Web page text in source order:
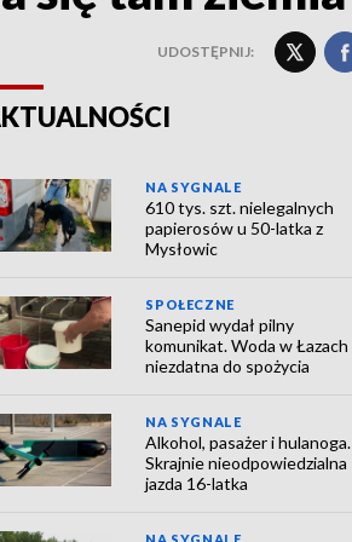
UDOSTĘPNIJ:
NA SYGNALE
610 tys. szt. nielegalnych
papierosów u 50-latka z
Mysłowic
SPOŁECZNE
Sanepid wydał pilny
komunikat. Woda w Łazach
niezdatna do spożycia
NA SYGNALE
Alkohol, pasażer i hulanoga.
Skrajnie nieodpowiedzialna
jazda 16-latka